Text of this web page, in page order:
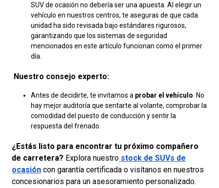
SUV de ocasión no debería ser una apuesta. Al elegir un
vehículo en nuestros centros, te aseguras de que cada
unidad ha sido revisada bajo estándares rigurosos,
garantizando que los sistemas de seguridad
mencionados en este artículo funcionan como el primer
día.
Nuestro consejo experto:
Antes de decidirte, te invitamos a probar el vehículo . No
hay mejor auditoría que sentarte al volante, comprobar la
comodidad del puesto de conducción y sentir la
respuesta del frenado.
¿Estás listo para encontrar tu próximo compañero
de carretera? Explora nuestro stock de SUVs de
ocasión con garantía certificada o visítanos en nuestros
concesionarios para un asesoramiento personalizado.